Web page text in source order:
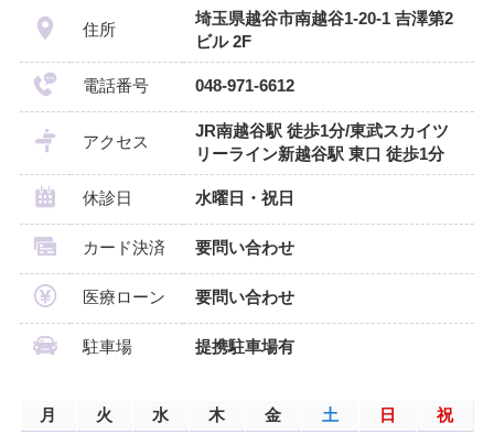
住所
埼玉県越谷市南越谷1-20-1 吉澤第2
ビル 2F
電話番号 048-971-6612
アクセス
JR南越谷駅 徒歩1分/東武スカイツ
リーライン新越谷駅 東口 徒歩1分
休診日 水曜日・祝日
カード決済 要問い合わせ
医療ローン 要問い合わせ
駐車場 提携駐車場有
月 火 水 木 金 土 日 祝